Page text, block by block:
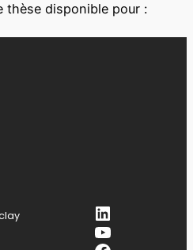
thèse disponible pour :
LinkedIn
YouTube